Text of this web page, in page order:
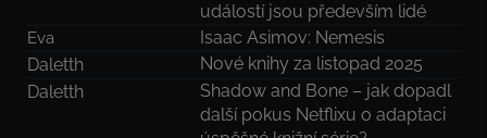
událostí jsou především lidé
Eva
Isaac Asimov: Nemesis
Daletth
Nové knihy za listopad 2025
Daletth
Shadow and Bone – jak dopadl
další pokus Netflixu o adaptaci